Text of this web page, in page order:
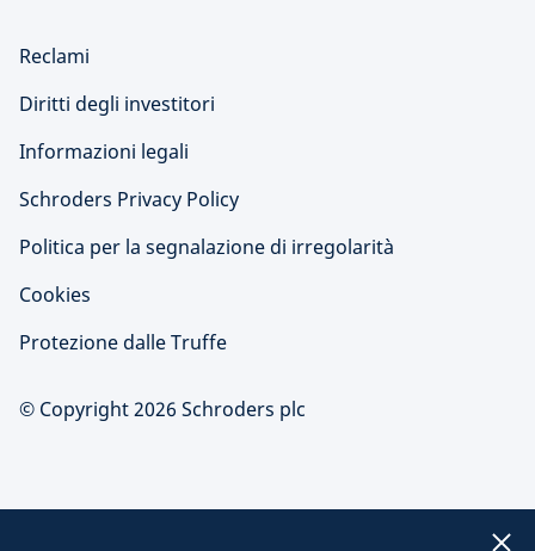
Reclami
Diritti degli investitori
Informazioni legali
Schroders Privacy Policy
Politica per la segnalazione di irregolarità
Cookies
Protezione dalle Truffe
© Copyright 2026 Schroders plc